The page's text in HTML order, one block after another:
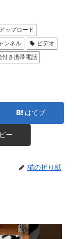
アップロード
ンネル
ビデオ
付き携帯電話
はてブ
ー
猫の折り紙